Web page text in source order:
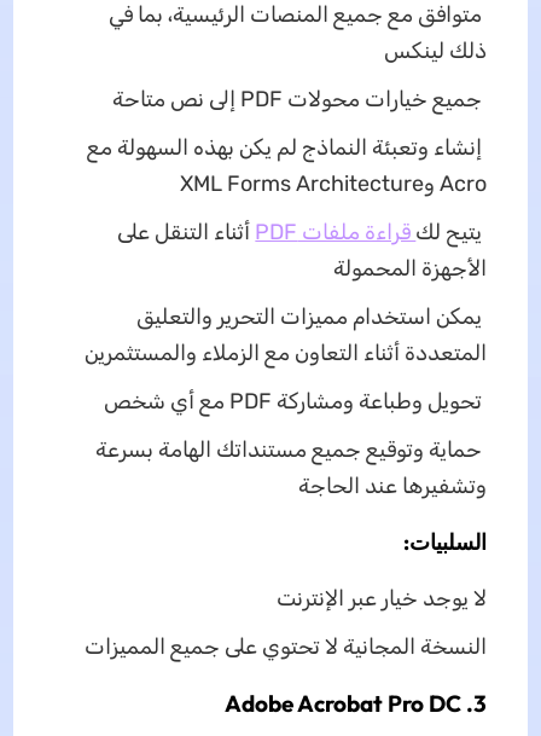
متوافق مع جميع المنصات الرئيسية، بما في
ذلك لينكس
جميع خيارات محولات PDF إلى نص متاحة
إنشاء وتعبئة النماذج لم يكن بهذه السهولة مع
Acro وXML Forms Architecture
يتيح لك قراءة ملفات PDF
أثناء التنقل على
الأجهزة المحمولة
يمكن استخدام مميزات التحرير والتعليق
المتعددة أثناء التعاون مع الزملاء والمستثمرين
تحويل وطباعة ومشاركة PDF مع أي شخص
حماية وتوقيع جميع مستنداتك الهامة بسرعة
وتشفيرها عند الحاجة
السلبيات:
لا يوجد خيار عبر الإنترنت
النسخة المجانية لا تحتوي على جميع المميزات
3. Adobe Acrobat Pro DC